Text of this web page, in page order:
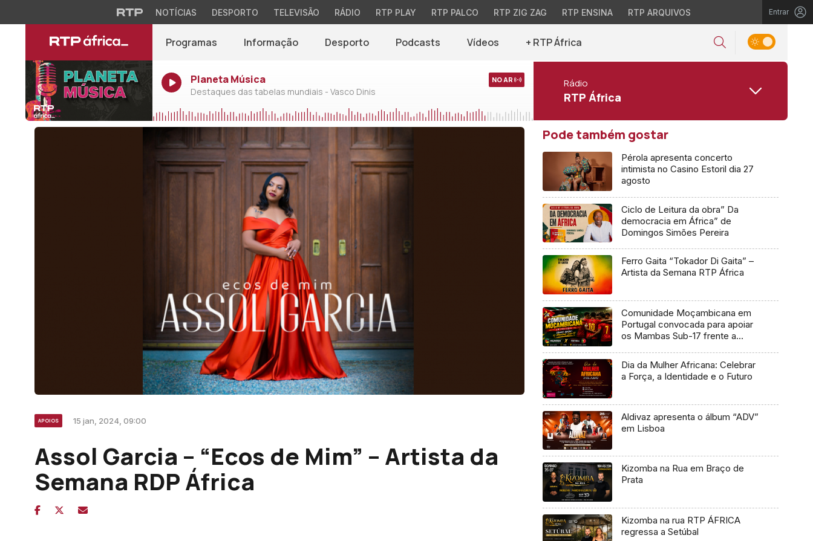
NOTÍCIAS DESPORTO TELEVISÃO RÁDIO RTP PLAY RTP PALCO RTP ZIG ZAG RTP ENSINA RTP ARQUIVOS Entrar
Programas Informação Desporto Podcasts Vídeos + RTP África
Planeta Música
Destaques das tabelas mundiais - Vasco Dinis
NO AR Rádio
RTP África
APOIOS 15 jan, 2024, 09:00
Assol Garcia – “Ecos de Mim” – Artista da
Semana RDP África
Pode também gostar
Pérola apresenta concerto
intimista no Casino Estoril dia 27
agosto
Ciclo de Leitura da obra” Da
democracia em África” de
Domingos Simões Pereira
Ferro Gaita “Tokador Di Gaita” –
Artista da Semana RTP África
Comunidade Moçambicana em
Portugal convocada para apoiar
os Mambas Sub-17 frente a
Dia da Mulher Africana: Celebrar
a Força, a Identidade e o Futuro
Aldivaz apresenta o álbum “ADV”
em Lisboa
Kizomba na Rua em Braço de
Prata
Kizomba na rua RTP ÁFRICA
regressa a Setúbal